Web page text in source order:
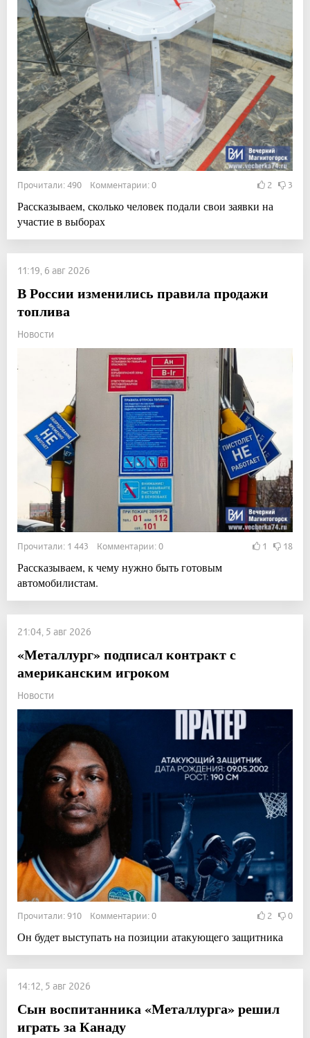
Прочитали: 490 Комментарии: 0 2 3
Рассказываем, сколько человек подали свои заявки на
участие в выборах
11:19, 6 авг 2026
В России изменились правила продажи
топлива
Новости
Прочитали: 1 443 Комментарии: 0 1 18
Рассказываем, к чему нужно быть готовым
автомобилистам.
21:04, 5 авг 2026
«Металлург» подписал контракт с
американским игроком
Новости
Прочитали: 910 Комментарии: 0 2 0
Он будет выступать на позиции атакующего защитника
14:12, 5 авг 2026
Сын воспитанника «Металлурга» решил
играть за Канаду